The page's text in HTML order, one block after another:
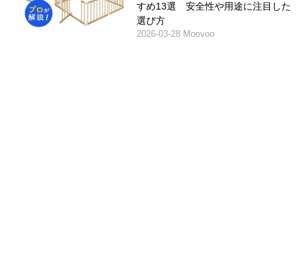
すめ13選 安全性や用途に注目した
選び方
2026-03-28 Moovoo